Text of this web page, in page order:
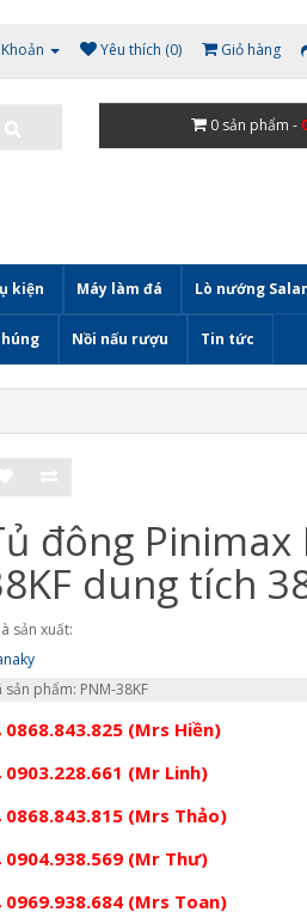
Yêu thích (0) Giỏ hàng
0 sản phẩm -
kiện Máy làm đá Lò nướng
Nồi nấu rượu Tin tức
đông Pinimax
dung tích
sản xuất:
sản phẩm: PNM-38KF
0868.843.825 (Mrs Hiền)
0903.228.661 (Mr Linh)
0868.843.815 (Mrs Thảo)
0904.938.569 (Mr Thư)
0969.938.684 (Mrs Toan)